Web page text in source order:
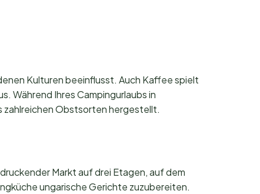
Kulturen beeinflusst. Auch Kaffee spielt
Während Ihres Campingurlaubs in
zahlreichen Obstsorten hergestellt.
Markt auf drei Etagen, auf dem
ungarische Gerichte zuzubereiten.